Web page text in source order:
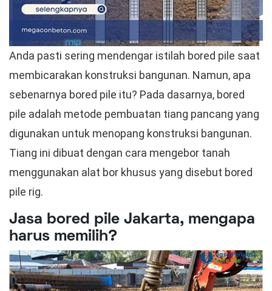
Anda pasti sering mendengar istilah bored pile saat
membicarakan konstruksi bangunan. Namun, apa
sebenarnya bored pile itu? Pada dasarnya, bored
pile adalah metode pembuatan tiang pancang yang
digunakan untuk menopang konstruksi bangunan.
Tiang ini dibuat dengan cara mengebor tanah
menggunakan alat bor khusus yang disebut bored
pile rig.
Jasa bored pile Jakarta, mengapa
harus memilih?